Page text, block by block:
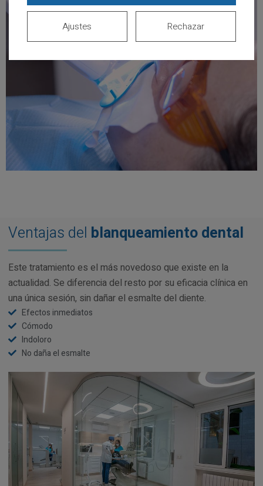
Ventajas del blanqueamiento dental
Este tratamiento es el más novedoso que existe en la
actualidad. Se diferencia del resto por su eficacia clínica en
una única sesión, sin dañar el esmalte del diente.
Efectos inmediatos
Cómodo
Indoloro
No daña el esmalte
Rechazar
Ajustes